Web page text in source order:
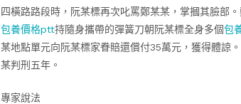
四橫路路段時，阮某標再次叱罵鄭某某，掌摑其臉部
包養價格ptt持隨身攜帶的彈簧刀朝阮某標全身多個包
某地點單元向阮某標家眷賠還償付35萬元，獲得體諒
某判刑五年。
專家說法